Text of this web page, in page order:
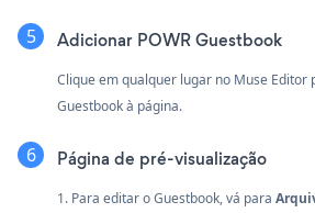
Adicionar POWR Guestbook
Clique em qualquer lugar no Muse Editor
Guestbook à página.
Página de pré-visualização
1. Para editar o Guestbook, vá para